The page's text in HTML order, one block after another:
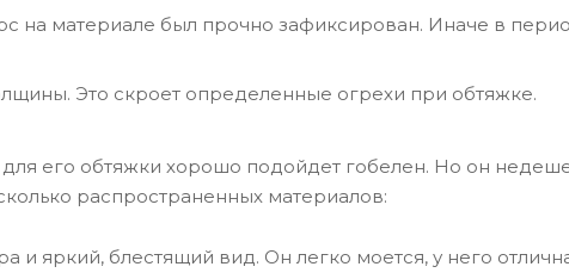
на материале был прочно зафиксирован. Иначе в
Это скроет определенные огрехи при обтяжке.
его обтяжки хорошо подойдет гобелен. Но он
распространенных материалов:
и яркий, блестящий вид. Он легко моется, у него